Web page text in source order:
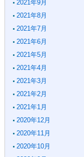
2021年9月
2021年8月
2021年7月
2021年6月
2021年5月
2021年4月
2021年3月
2021年2月
2021年1月
2020年12月
2020年11月
2020年10月